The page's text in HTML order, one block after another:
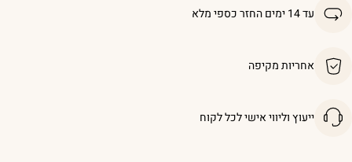
עד 14 ימים החזר כספי מלא
אחריות מקיפה
ייעוץ וליווי אישי לכל לקוח